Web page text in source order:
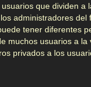
que dividen a
administradores
tener diferentes
muchos usuarios a
privados a los